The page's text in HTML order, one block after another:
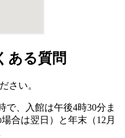
ある質問
さい。
で、入館は午後4時30分ま
合は翌日）と年末（12月